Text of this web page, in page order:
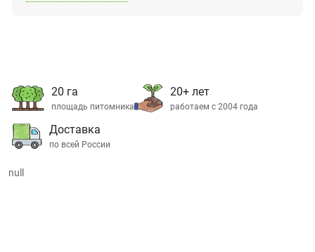
20 га
площадь питомника
20+ лет
работаем с 2004 года
Доставка
по всей России
null